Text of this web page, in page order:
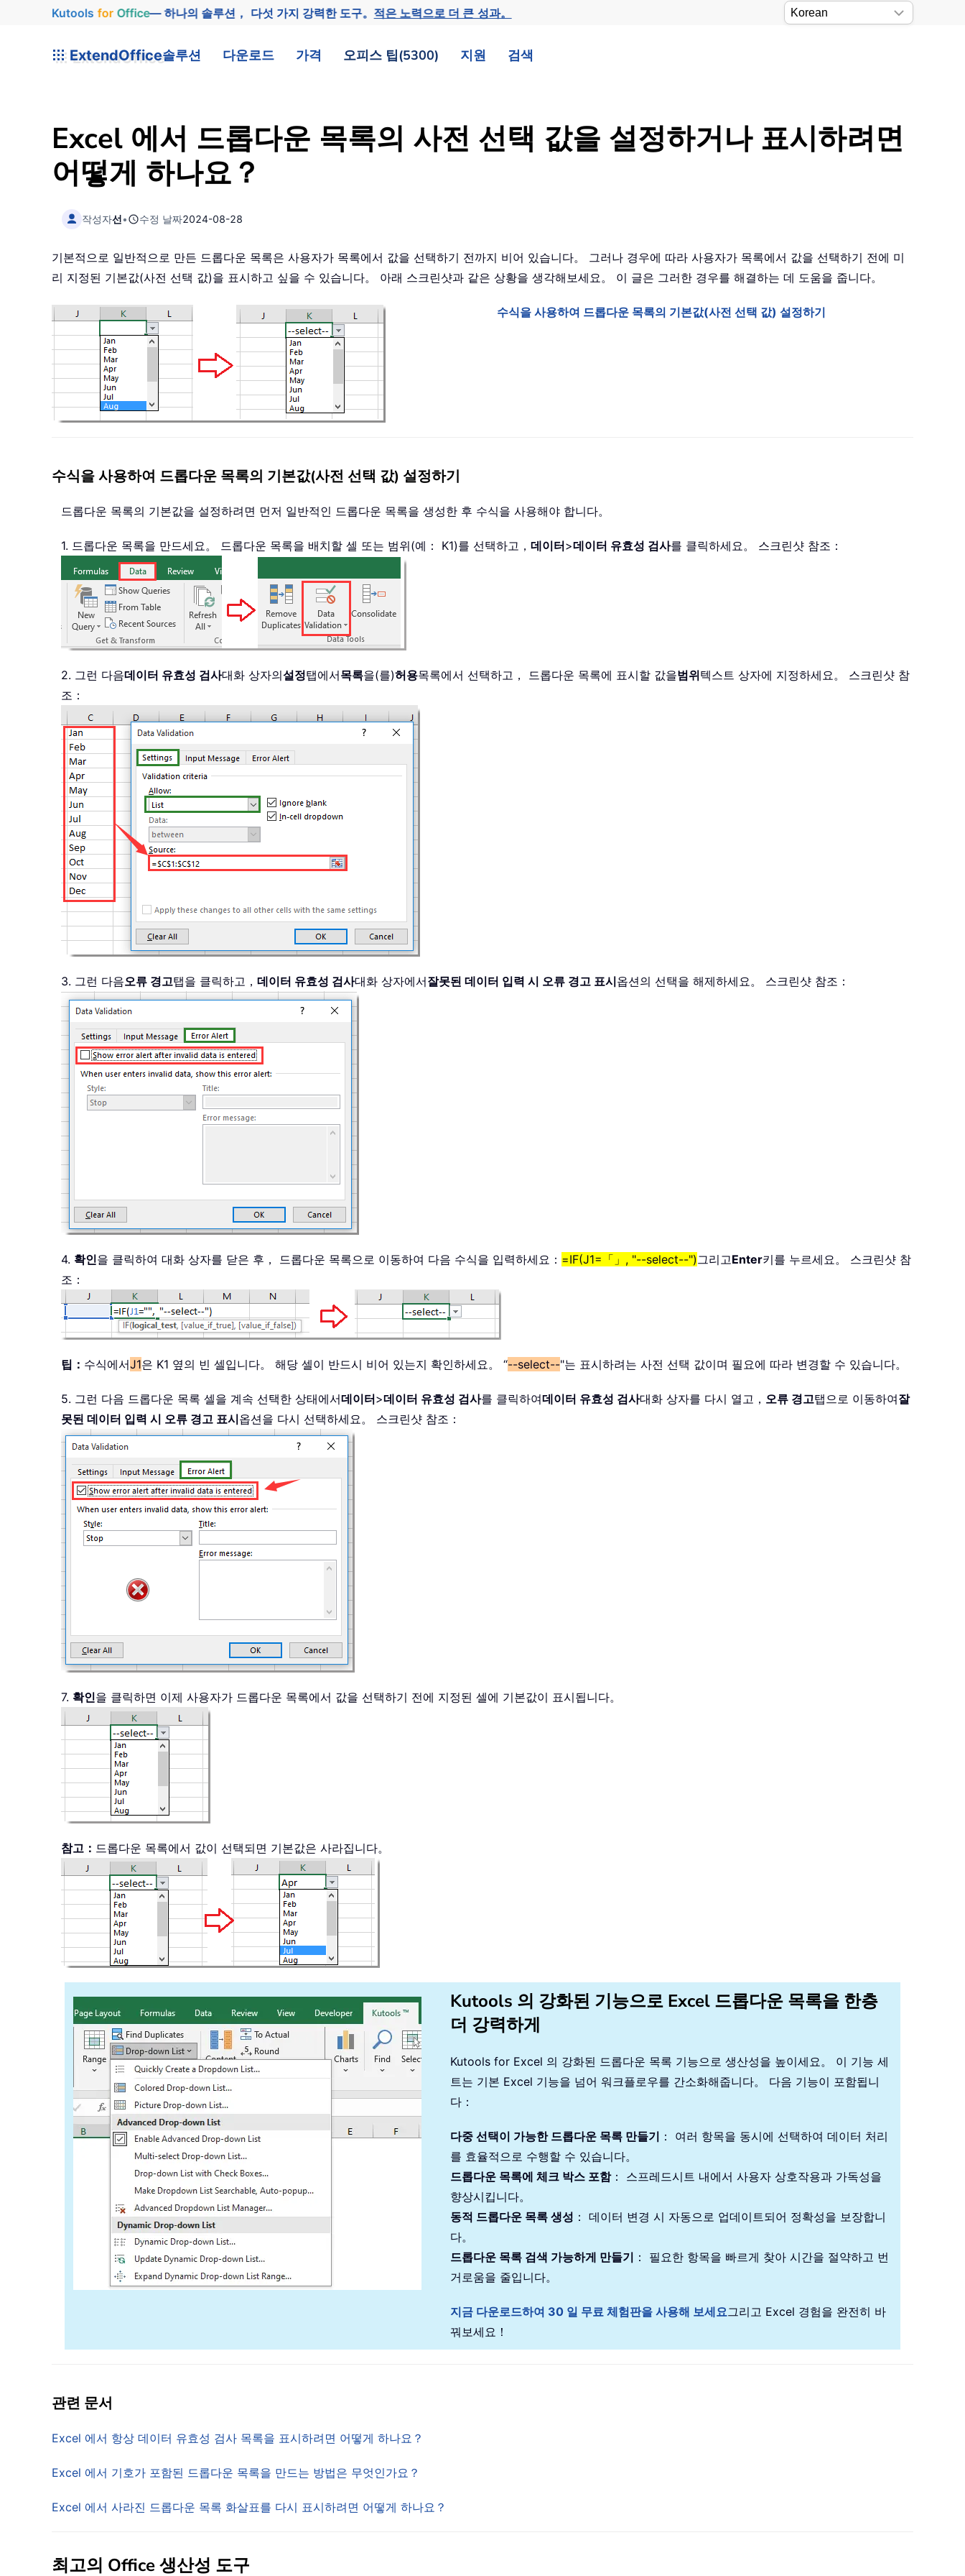
Kutools for Office— 하나의 솔루션， 다섯 가지 강력한 도구。적은 노력으로 더 큰 성과。
ExtendOffice솔루션 다운로드 가격 오피스 팁(5300) 지원 검색
Excel 에서 드롭다운 목록의 사전 선택 값을 설정하거나 표시하려면
어떻게 하나요？
작성자선• 수정 날짜2024-08-28
기본적으로 일반적으로 만든 드롭다운 목록은 사용자가 목록에서 값을 선택하기 전까지 비어 있습니다。 그러나 경우에 따라 사용자가 목록에서 값을 선택하기 전에 미
리 지정된 기본값(사전 선택 값)을 표시하고 싶을 수 있습니다。 아래 스크린샷과 같은 상황을 생각해보세요。 이 글은 그러한 경우를 해결하는 데 도움을 줍니다。
수식을 사용하여 드롭다운 목록의 기본값(사전 선택 값) 설정하기
수식을 사용하여 드롭다운 목록의 기본값(사전 선택 값) 설정하기
드롭다운 목록의 기본값을 설정하려면 먼저 일반적인 드롭다운 목록을 생성한 후 수식을 사용해야 합니다。
1. 드롭다운 목록을 만드세요。 드롭다운 목록을 배치할 셀 또는 범위(예： K1)를 선택하고， 데이터>데이터 유효성 검사를 클릭하세요。 스크린샷 참조：
2. 그런 다음데이터 유효성 검사대화 상자의설정탭에서목록을(를)허용목록에서 선택하고， 드롭다운 목록에 표시할 값을범위텍스트 상자에 지정하세요。 스크린샷 참
조：
3. 그런 다음오류 경고탭을 클릭하고， 데이터 유효성 검사대화 상자에서잘못된 데이터 입력 시 오류 경고 표시옵션의 선택을 해제하세요。 스크린샷 참조：
4. 확인을 클릭하여 대화 상자를 닫은 후， 드롭다운 목록으로 이동하여 다음 수식을 입력하세요： =IF(J1=「」, "--select--")그리고Enter키를 누르세요。 스크린샷 참
조：
팁： 수식에서J1은 K1 옆의 빈 셀입니다。 해당 셀이 반드시 비어 있는지 확인하세요。 “--select--"는 표시하려는 사전 선택 값이며 필요에 따라 변경할 수 있습니다。
5. 그런 다음 드롭다운 목록 셀을 계속 선택한 상태에서데이터>데이터 유효성 검사를 클릭하여데이터 유효성 검사대화 상자를 다시 열고， 오류 경고탭으로 이동하여잘
못된 데이터 입력 시 오류 경고 표시옵션을 다시 선택하세요。 스크린샷 참조：
7. 확인을 클릭하면 이제 사용자가 드롭다운 목록에서 값을 선택하기 전에 지정된 셀에 기본값이 표시됩니다。
참고： 드롭다운 목록에서 값이 선택되면 기본값은 사라집니다。
Kutools 의 강화된 기능으로 Excel 드롭다운 목록을 한층
더 강력하게
Kutools for Excel 의 강화된 드롭다운 목록 기능으로 생산성을 높이세요。 이 기능 세
트는 기본 Excel 기능을 넘어 워크플로우를 간소화해줍니다。 다음 기능이 포함됩니
다：
다중 선택이 가능한 드롭다운 목록 만들기 ： 여러 항목을 동시에 선택하여 데이터 처리
를 효율적으로 수행할 수 있습니다。
드롭다운 목록에 체크 박스 포함： 스프레드시트 내에서 사용자 상호작용과 가독성을
향상시킵니다。
동적 드롭다운 목록 생성 ： 데이터 변경 시 자동으로 업데이트되어 정확성을 보장합니
다。
드롭다운 목록 검색 가능하게 만들기 ： 필요한 항목을 빠르게 찾아 시간을 절약하고 번
거로움을 줄입니다。
지금 다운로드하여 30 일 무료 체험판을 사용해 보세요그리고 Excel 경험을 완전히 바
꿔보세요！
관련 문서
Excel 에서 항상 데이터 유효성 검사 목록을 표시하려면 어떻게 하나요？
Excel 에서 기호가 포함된 드롭다운 목록을 만드는 방법은 무엇인가요？
Excel 에서 사라진 드롭다운 목록 화살표를 다시 표시하려면 어떻게 하나요？
최고의 Office 생산성 도구